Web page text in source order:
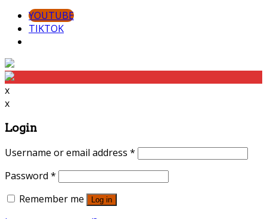
YOUTUBE
TIKTOK
x
x
Login
Username or email address *
Password *
Remember me
Log in